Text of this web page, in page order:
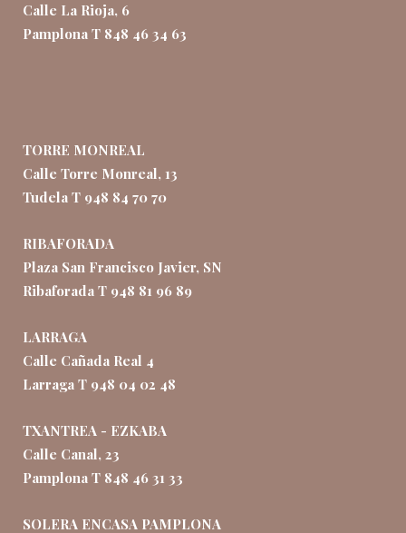
Calle La Rioja, 6
Pamplona T 848 46 34 63
TORRE MONREAL
Calle Torre Monreal, 13
Tudela T 948 84 70 70
RIBAFORADA
Plaza San Francisco Javier, SN
Ribaforada T 948 81 96 89
LARRAGA
Calle Cañada Real 4
Larraga T 948 04 02 48
TXANTREA - EZKABA
Calle Canal, 23
Pamplona T 848 46 31 33
SOLERA ENCASA PAMPLONA